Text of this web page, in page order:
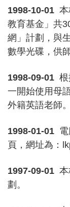
1998-10-01
教育基金」共
網」計劃，與
數學光碟，供
1998-09-01
一開始使用母
外籍英語老師。
1998-01-01
頁，網址為：
1997-09-01
劃。